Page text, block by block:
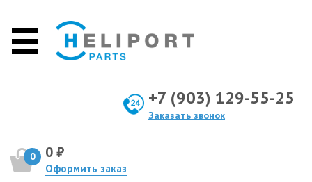
+7 (903) 129-55-25
Заказать звонок
0 0 ₽
Оформить заказ